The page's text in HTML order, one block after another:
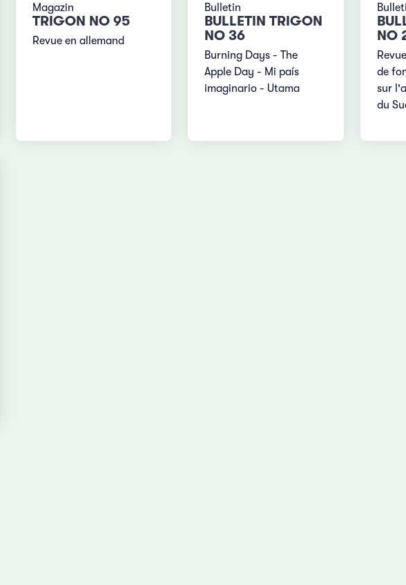
Magazin
TRIGON NO 95
Revue en allemand
Bulletin
BULLETIN TRIGON
NO 36
Burning Days - The
Apple Day - Mi país
imaginario - Utama
NO
de
sur
du